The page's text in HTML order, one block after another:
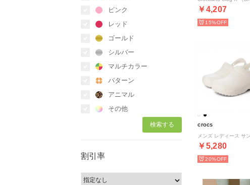
ピンク
レッド
ゴールド
シルバー
マルチカラー
パターン
アニマル
その他
割引率
￥4,207
15%
crocs
￥5,280
20%